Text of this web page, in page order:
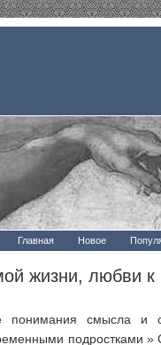
Главная Новое
жизни, любви
понимания смысла и
подростками »